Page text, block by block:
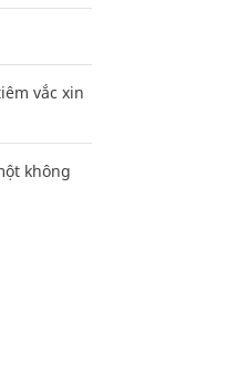
vắc xin
không